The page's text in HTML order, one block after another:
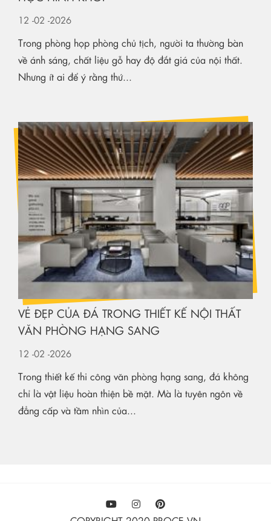
12 -02 -2026
Trong phòng họp phòng chủ tịch, người ta thường bàn
về ánh sáng, chất liệu gỗ hay độ đắt giá của nội thất.
Nhưng ít ai để ý rằng thứ...
VẺ ĐẸP CỦA ĐÁ TRONG THIẾT KẾ NỘI THẤT
VĂN PHÒNG HẠNG SANG
12 -02 -2026
Trong thiết kế thi công văn phòng hạng sang, đá không
chỉ là vật liệu hoàn thiện bề mặt. Mà là tuyên ngôn về
đẳng cấp và tầm nhìn của...